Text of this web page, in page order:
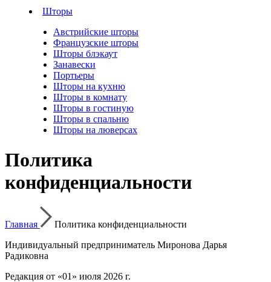
Шторы
Австрийские шторы
Французские шторы
Шторы блэкаут
Занавески
Портьеры
Шторы на кухню
Шторы в комнату
Шторы в гостиную
Шторы в спальню
Шторы на люверсах
Политика
конфиденциальности
Главная
Политика конфиденциальности
Индивидуальный предприниматель Миронова Дарья
Радиковна
Редакция от «01» июля 2026 г.